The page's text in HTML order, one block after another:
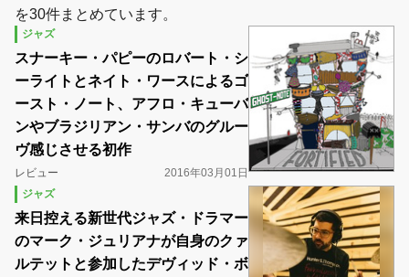
を30件まとめています。
ジャズ
スナーキー・パピーのロバート・シ
ーライトとネイト・ワースによるゴ
ースト・ノート、アフロ・キューバ
ンやブラジリアン・サンバのグルー
ヴ感じさせる初作
レビュー
2016年03月01日
ジャズ
来日控える新世代ジャズ・ドラマー
のマーク・ジュリアナが自身のクァ
ルテットと参加したデヴィッド・ボ